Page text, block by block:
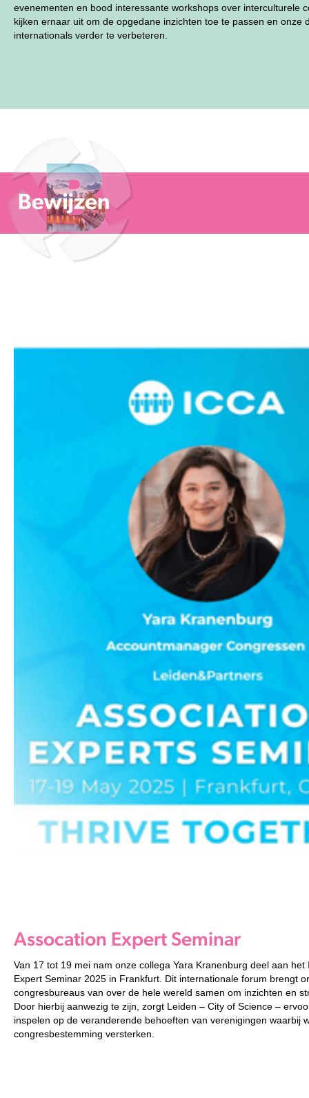
evenementen en bood interessante workshops over interculturele
kijken ernaar uit om de opgedane inzichten toe te passen en onze
internationals verder te verbeteren.
Assocation Expert Seminar
Van 17 tot 19 mei nam onze collega Yara Kranenburg deel aan het
Expert Seminar 2025 in Frankfurt. Dit internationale forum brengt
congresbureaus van over de hele wereld samen om inzichten en
Door hierbij aanwezig te zijn, zorgt Leiden – City of Science –
inspelen op de veranderende behoeften van verenigingen waarbij
congresbestemming versterken.